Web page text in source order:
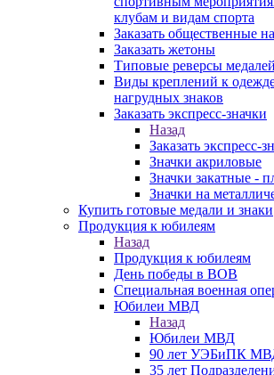
клубам и видам спорта
Заказать общественные
Заказать жетоны
Типовые реверсы медалей
Виды креплений к
нагрудных знаков
Заказать экспресс-значки
Назад
Заказать экспресс-
Значки акриловые
Значки закатные -
Значки на
Купить готовые медали и знаки
Продукция к юбилеям
Назад
Продукция к юбилеям
День победы в ВОВ
Специальная военная
Юбилеи МВД
Назад
Юбилеи МВД
90 лет УЭБиПК
35 лет